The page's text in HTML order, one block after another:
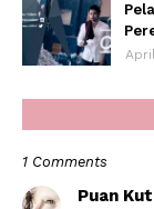
1 Comments
Puan